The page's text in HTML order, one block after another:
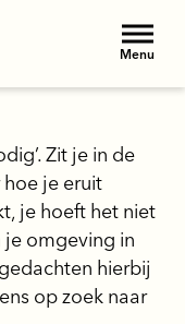
Menu
Zit je in de
je eruit
je hoeft het niet
omgeving in
hierbij
op zoek naar